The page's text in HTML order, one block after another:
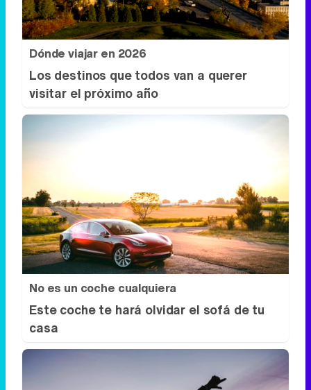
Dónde viajar en 2026
Los destinos que todos van a querer
visitar el próximo año
No es un coche cualquiera
Este coche te hará olvidar el sofá de tu
casa